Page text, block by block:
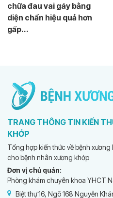
chữa đau vai gáy bằng
diện chẩn hiệu quả hơn
gấp...
TRANG THÔNG TIN KIẾN
KHỚP
Tổng hợp kiến thức về bệnh
cho bệnh nhân xương khớp
Đơn vị chủ quản:
Phòng khám chuyên khoa YHCT
Biệt thự 16, Ngõ 168 Nguyễn